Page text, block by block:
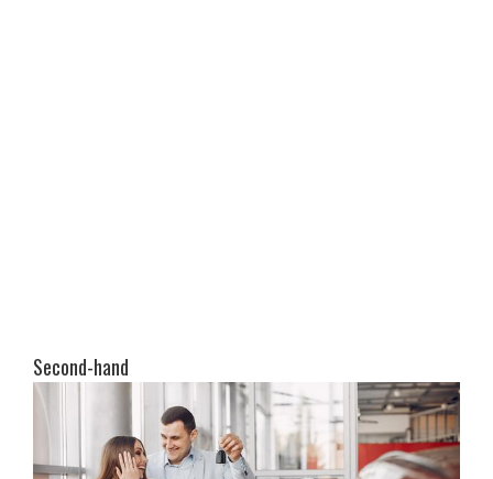
Second-hand